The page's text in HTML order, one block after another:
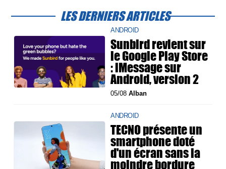
LES DERNIERS ARTICLES
ANDROID
Sunbird revient sur
le Google Play Store
: iMessage sur
Android, version 2
05/08Alban
ANDROID
TECNO présente un
smartphone doté
d'un écran sans la
moindre bordure